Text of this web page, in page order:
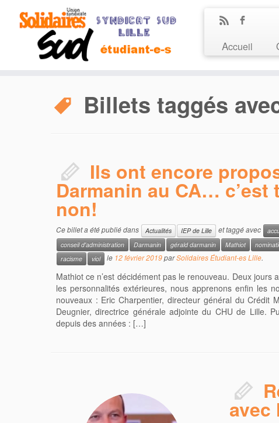
Accueil
Billets taggés
Ils ont encore
Darmanin au CA… c’est
non!
Ce billet a été publié dans Actualités IEP de Lille et taggé avec
conseil d'administration
Darmanin gérald darmanin Mathiot
racisme
viol le 12 février 2019parSolidaires Étudiant-es Lille.
Mathiot ce n’est décidément pas le renouveau. Deux jours
les personnalités extérieures, nous apprenons enfin les
nouveaux : Eric Charpentier, directeur général du Crédit
Deugnier, directrice générale adjointe du CHU de Lille.
depuis des années : […]
avec